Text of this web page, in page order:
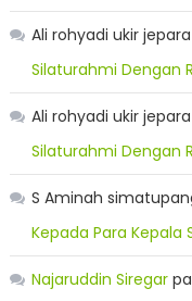
Ali rohyadi ukir jepara
Silaturahmi Dengan
Ali rohyadi ukir jepara
Silaturahmi Dengan
S Aminah
Kepada Para Kepala
Najaruddin Siregar